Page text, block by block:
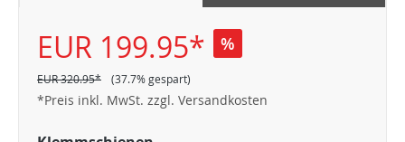
EUR 199.95* %
EUR 320.95* (37.7% gespart)
*Preis inkl. MwSt. zzgl. Versandkosten